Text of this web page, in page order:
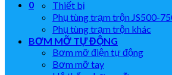
0
Thiết bị
Phụ tùng trạm trộn JS500-
Phụ tùng trạm trộn khác
BƠM MỠ TỰ ĐỘNG
Bơm mỡ điện tự động
Bơm mỡ tay